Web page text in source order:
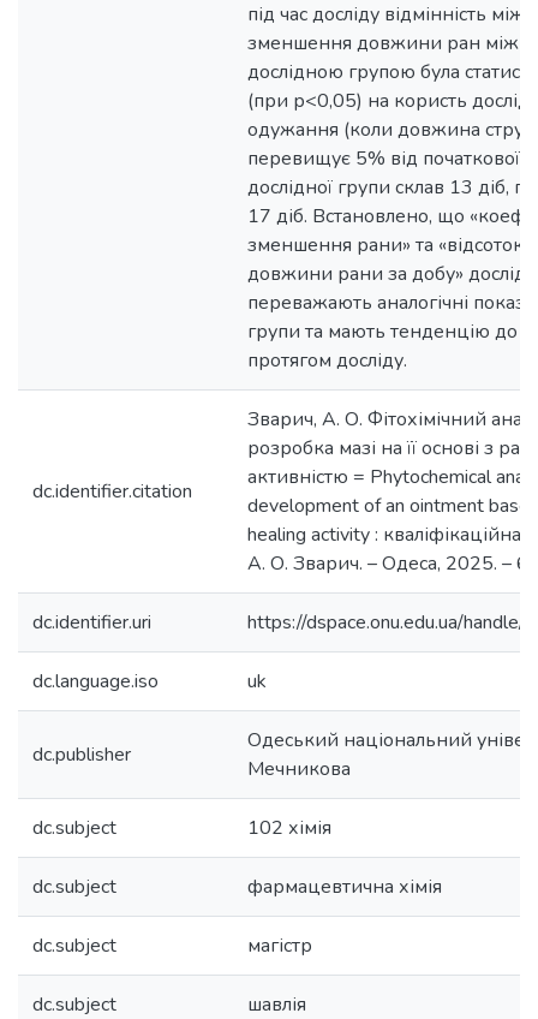
під час досліду відмінність
зменшення довжини ран між
дослідною групою була
(при р<0,05) на користь
одужання (коли довжина
перевищує 5% від початкової
дослідної групи склав 13 діб,
17 діб. Встановлено, що
зменшення рани» та «відсоток
довжини рани за добу»
переважають аналогічні
групи та мають тенденцію до
протягом досліду.
dc.identifier.citation
Зварич, А. О. Фітохімічний
розробка мазі на її основі з
активністю = Phytochemical
development of an ointment
healing activity : кваліфікаційна
А. О. Зварич. – Одеса, 2025. –
dc.identifier.uri https://dspace.onu.edu.ua/
dc.language.iso uk
dc.publisher
Одеський національний
Мечникова
dc.subject 102 хімія
dc.subject фармацевтична хімія
dc.subject магістр
dc.subject шавлія